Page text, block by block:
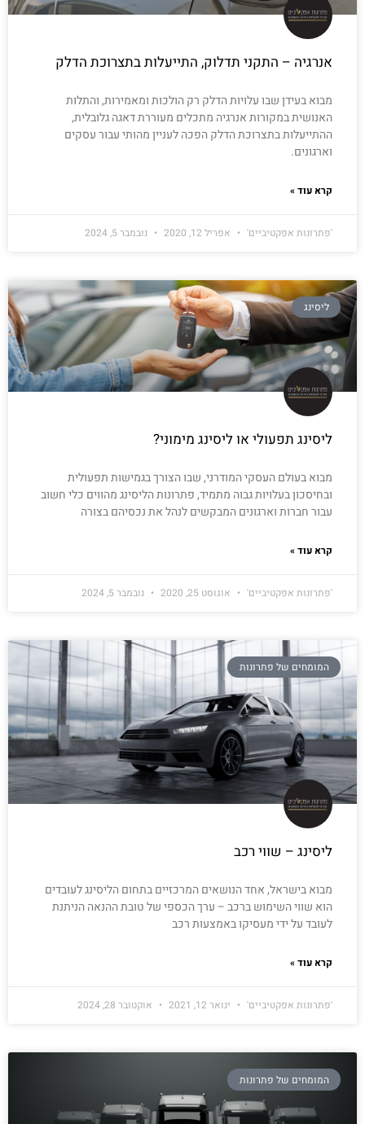
אנרגיה – התקני תדלוק, התייעלות בתצרוכת הדלק
מבוא בעידן שבו עלויות הדלק רק הולכות ומאמירות, והתלות
האנושית במקורות אנרגיה מתכלים מעוררת דאגה גלובלית,
ההתייעלות בתצרוכת הדלק הפכה לעניין מהותי עבור עסקים
וארגונים.
קרא עוד »
'פתרונות אפקטיביים' אפריל 12, 2020 נובמבר 5, 2024
ליסינג
ליסינג תפעולי או ליסינג מימוני?
מבוא בעולם העסקי המודרני, שבו הצורך בגמישות תפעולית
ובחיסכון בעלויות גבוה מתמיד, פתרונות הליסינג מהווים כלי חשוב
עבור חברות וארגונים המבקשים לנהל את נכסיהם בצורה
קרא עוד »
'פתרונות אפקטיביים' אוגוסט 25, 2020 נובמבר 5, 2024
המומחים של פתרונות
ליסינג – שווי רכב
מבוא בישראל, אחד הנושאים המרכזיים בתחום הליסינג לעובדים
הוא שווי השימוש ברכב – ערך הכספי של טובת ההנאה הניתנת
לעובד על ידי מעסיקו באמצעות רכב
קרא עוד »
'פתרונות אפקטיביים' ינואר 12, 2021 אוקטובר 28, 2024
המומחים של פתרונות